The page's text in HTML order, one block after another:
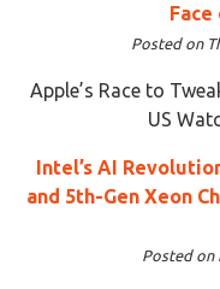
Face
Posted on
Apple’s Race to
US
Intel’s AI
and 5th-Gen Xeon
Posted on